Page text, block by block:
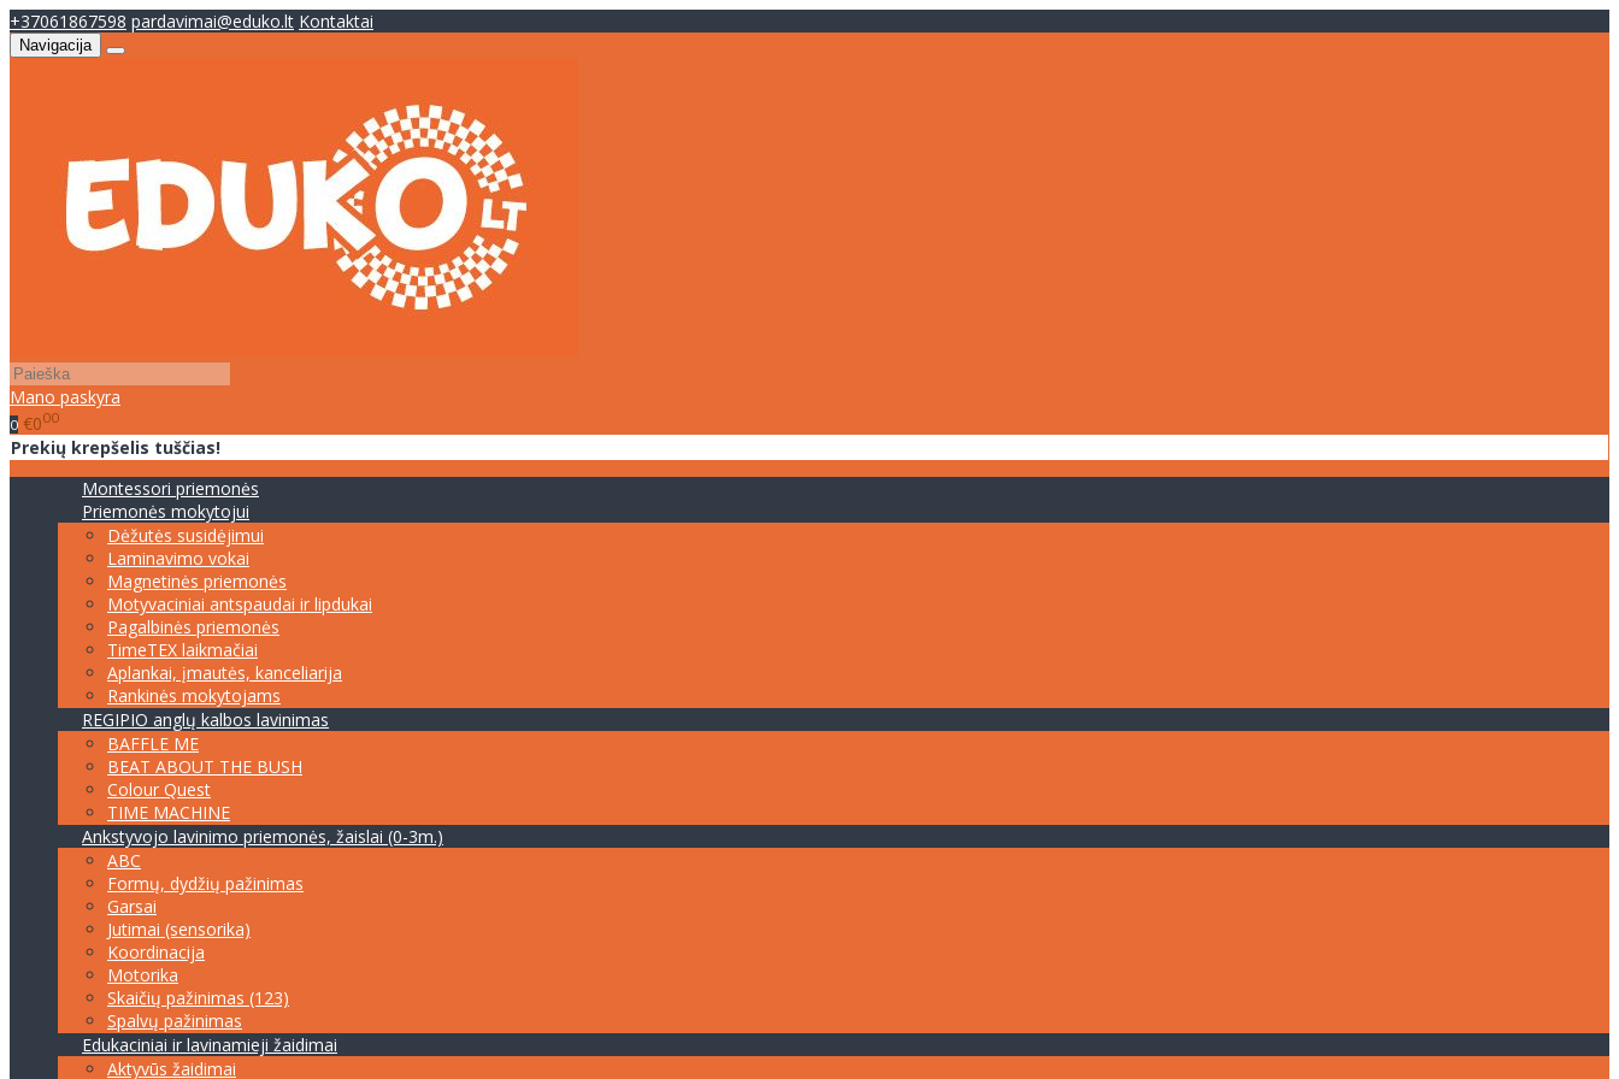
+37061867598 pardavimai@eduko.lt Kontaktai
Navigacija
Mano paskyra
0 €000
Prekių krepšelis tuščias!
Montessori priemonės
Priemonės mokytojui
Dėžutės susidėjimui
Laminavimo vokai
Magnetinės priemonės
Motyvaciniai antspaudai ir lipdukai
Pagalbinės priemonės
TimeTEX laikmačiai
Aplankai, įmautės, kanceliarija
Rankinės mokytojams
REGIPIO anglų kalbos lavinimas
BAFFLE ME
BEAT ABOUT THE BUSH
Colour Quest
TIME MACHINE
Ankstyvojo lavinimo priemonės, žaislai (0-3m.)
ABC
Formų, dydžių pažinimas
Garsai
Jutimai (sensorika)
Koordinacija
Motorika
Skaičių pažinimas (123)
Spalvų pažinimas
Edukaciniai ir lavinamieji žaidimai
Aktyvūs žaidimai